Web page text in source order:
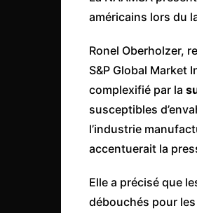
américains lors du
Ronel Oberholzer,
S&P Global Market
complexifié par la
susceptibles
l’industrie
accentuerait la
Elle a précisé que
débouchés pour